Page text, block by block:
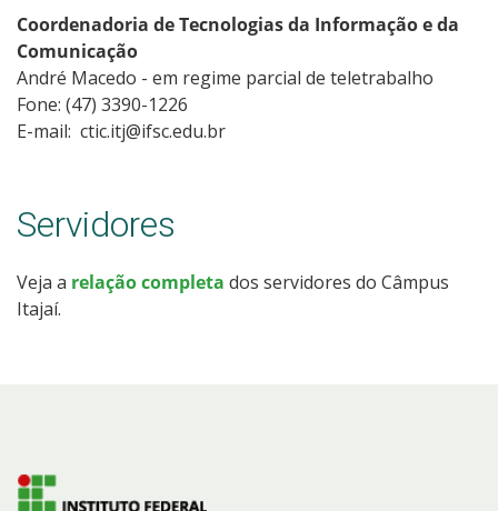
Coordenadoria de Tecnologias da Informação e da
Comunicação
André Macedo - em regime parcial de teletrabalho
Fone: (47) 3390-1226
E-mail: ctic.itj@ifsc.edu.br
Servidores
Veja a relação completa dos servidores do Câmpus
Itajaí.